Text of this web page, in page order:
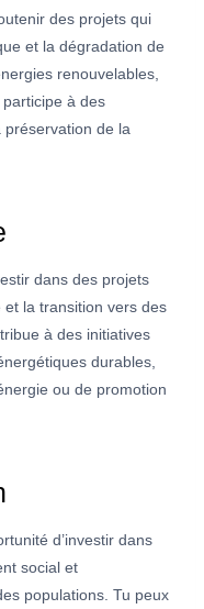
des projets qui
et la dégradation de
renouvelables,
à des
de la
dans des projets
et la transition vers des
à des initiatives
durables,
ou de promotion
d’investir dans
social et
populations. Tu peux